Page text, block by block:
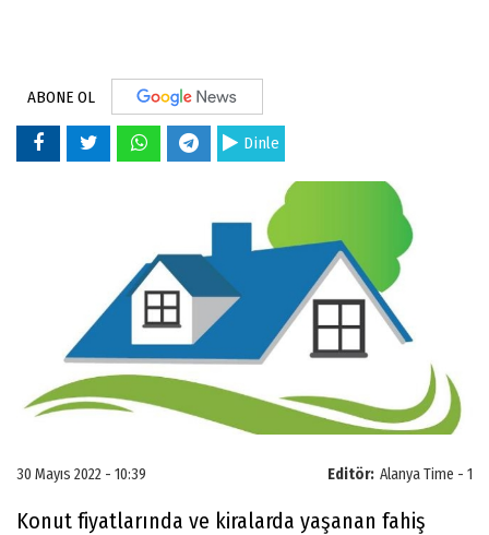
ABONE OL
Dinle
Editör: Alanya Time - 1
30 Mayıs 2022 - 10:39
Konut fiyatlarında ve kiralarda yaşanan fahiş